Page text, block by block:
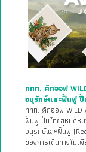
ททท. คิกออฟ
อนุรักษ์และฟื้นฟู ปั้
ททท. คิกออฟ WILD
ฟื้นฟู ปั้นไทยสู่หมุดห
อนุรักษ์และฟื้นฟู
ของการเดินทางไม่